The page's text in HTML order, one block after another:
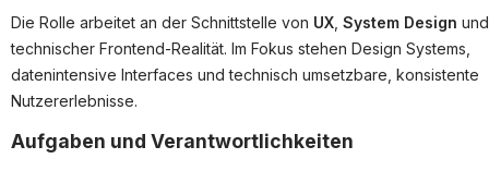
Die Rolle arbeitet an der Schnittstelle von UX System Design und
technischer Frontend-Realität. Im Fokus stehen Design Systems,
datenintensive Interfaces und technisch umsetzbare, konsistente
Nutzererlebnisse.
Aufgaben und Verantwortlichkeiten
Systemstatus
Jobkategorien